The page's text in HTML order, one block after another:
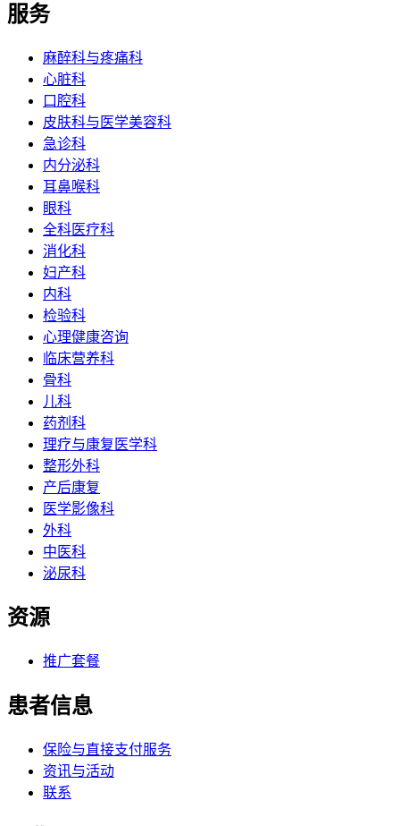
服务
麻醉科与疼痛科
心脏科
口腔科
皮肤科与医学美容科
急诊科
内分泌科
耳鼻喉科
眼科
全科医疗科
消化科
妇产科
内科
检验科
心理健康咨询
临床营养科
骨科
儿科
药剂科
理疗与康复医学科
整形外科
产后康复
医学影像科
外科
中医科
泌尿科
资源
推广套餐
患者信息
保险与直接支付服务
资讯与活动
联系